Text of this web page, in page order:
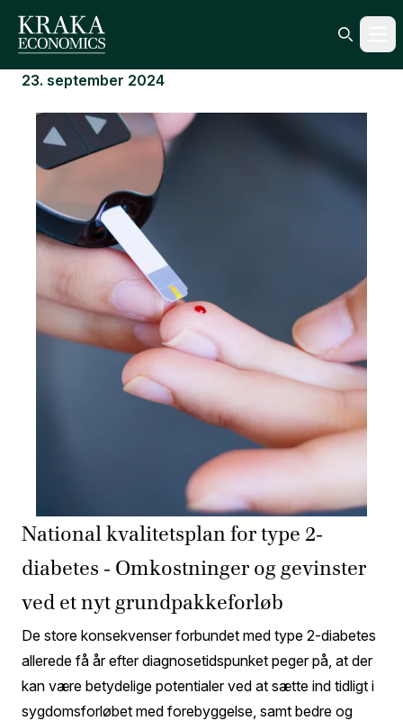
Search
23. september 2024
National kvalitetsplan for type 2-
diabetes - Omkostninger og gevinster
ved et nyt grundpakkeforløb
De store konsekvenser forbundet med type 2-diabetes
allerede få år efter diagnosetidspunket peger på, at der
kan være betydelige potentialer ved at sætte ind tidligt i
sygdomsforløbet med forebyggelse, samt bedre og